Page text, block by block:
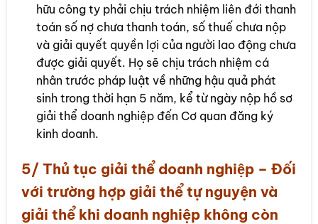
hữu công ty phải chịu trách nhiệm liên đới thanh
toán số nợ chưa thanh toán, số thuế chưa nộp
và giải quyết quyền lợi của người lao động chưa
được giải quyết. Họ sẽ chịu trách nhiệm cá
nhân trước pháp luật về những hậu quả phát
sinh trong thời hạn 5 năm, kể từ ngày nộp hồ sơ
giải thể doanh nghiệp đến Cơ quan đăng ký
kinh doanh.
5/ Thủ tục giải thể doanh nghiệp – Đối
với trường hợp giải thể tự nguyện và
giải thể khi doanh nghiệp không còn